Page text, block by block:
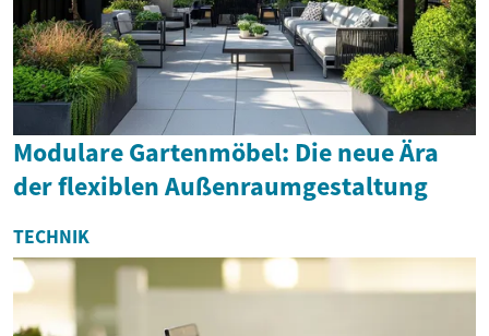
Modulare Gartenmöbel: Die neue Ära
der flexiblen Außenraumgestaltung
TECHNIK